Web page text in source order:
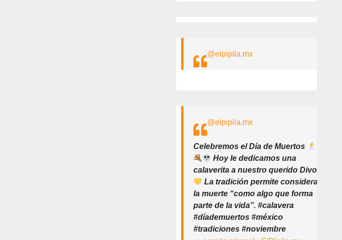
@elpipila.mx
@elpipila.mx
Celebremos el Día de Muertos
Hoy le dedicamos una
calaverita a nuestro querido Divo
La tradición permite considerar
la muerte “como algo que forma
parte de la vida”. #calavera
#díademuertos #méxico
#tradiciones #noviembre